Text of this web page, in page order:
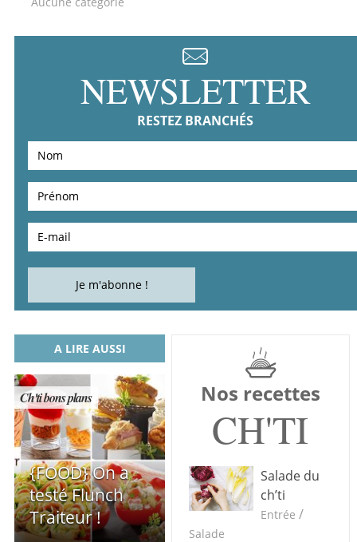
NEWSLETTER
RESTEZ BRANCHÉS
A LIRE AUSSI
Ch'ti bons plans
{FOOD} On a
testé Flunch
Traiteur !
Nos recettes
CH'TI
Salade du
ch’ti
Entrée /
Salade